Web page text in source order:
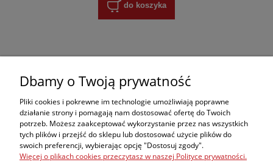
do koszyka
Dbamy o Twoją prywatność
Pliki cookies i pokrewne im technologie umożliwiają poprawne
działanie strony i pomagają nam dostosować ofertę do Twoich
potrzeb. Możesz zaakceptować wykorzystanie przez nas wszystkich
tych plików i przejść do sklepu lub dostosować użycie plików do
swoich preferencji, wybierając opcję "Dostosuj zgody".
Więcej o plikach cookies przeczytasz w naszej Polityce prywatności.